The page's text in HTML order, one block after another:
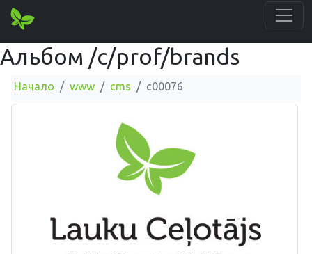
Альбом /c/prof/brands
Начало www cms c00076